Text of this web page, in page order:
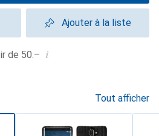
Ajouter à la liste
de 50.– i
Tout afficher